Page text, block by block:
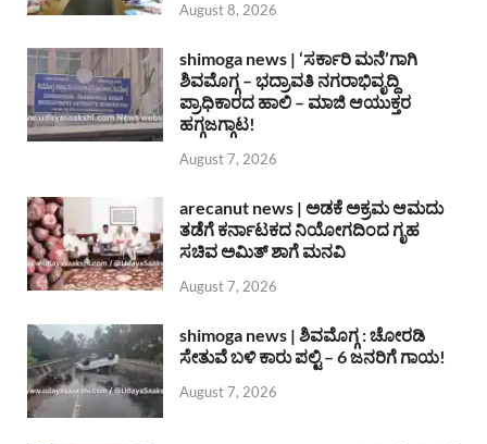
August 8, 2026
shimoga news | ‘ಸರ್ಕಾರಿ ಮನೆ’ಗಾಗಿ
ಶಿವಮೊಗ್ಗ – ಭದ್ರಾವತಿ ನಗರಾಭಿವೃದ್ದಿ
ಪ್ರಾಧಿಕಾರದ ಹಾಲಿ – ಮಾಜಿ ಆಯುಕ್ತರ
ಹಗ್ಗಜಗ್ಗಾಟ!
August 7, 2026
arecanut news | ಅಡಕೆ ಅಕ್ರಮ ಆಮದು
ತಡೆಗೆ ಕರ್ನಾಟಕದ ನಿಯೋಗದಿಂದ ಗೃಹ
ಸಚಿವ ಅಮಿತ್ ಶಾಗೆ ಮನವಿ
August 7, 2026
shimoga news | ಶಿವಮೊಗ್ಗ : ಚೋರಡಿ
ಸೇತುವೆ ಬಳಿ ಕಾರು ಪಲ್ಟಿ – 6 ಜನರಿಗೆ ಗಾಯ!
August 7, 2026